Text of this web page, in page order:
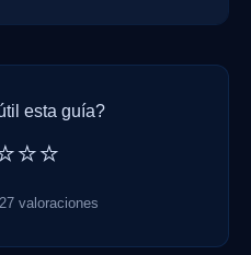
esta guía?
valoraciones